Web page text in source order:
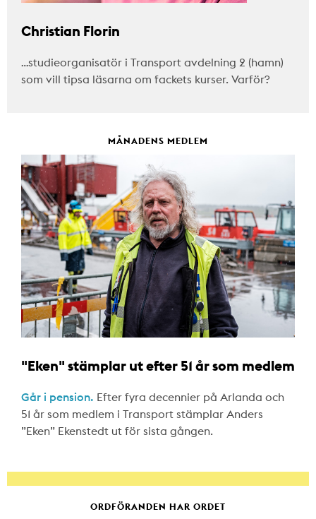
Christian Florin
…studieorganisatör i Transport avdelning 2 (hamn)
som vill tipsa läsarna om fackets kurser. Varför?
MÅNADENS MEDLEM
"Eken" stämplar ut efter 51 år som medlem
Går i pension. Efter fyra decennier på Arlanda och
51 år som medlem i Transport stämplar Anders
”Eken” Ekenstedt ut för sista gången.
ORDFÖRANDEN HAR ORDET